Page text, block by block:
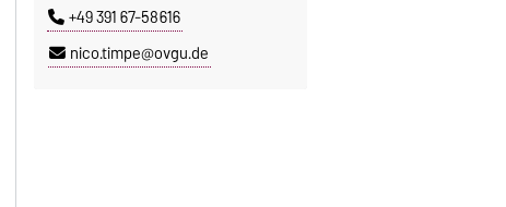
+49 391 67-58616
nico.timpe@ovgu.de